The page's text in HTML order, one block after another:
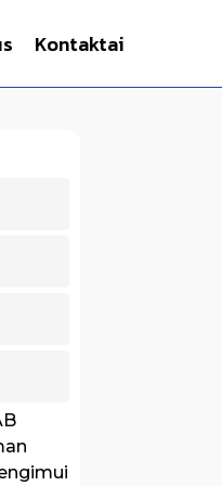
Kontaktai